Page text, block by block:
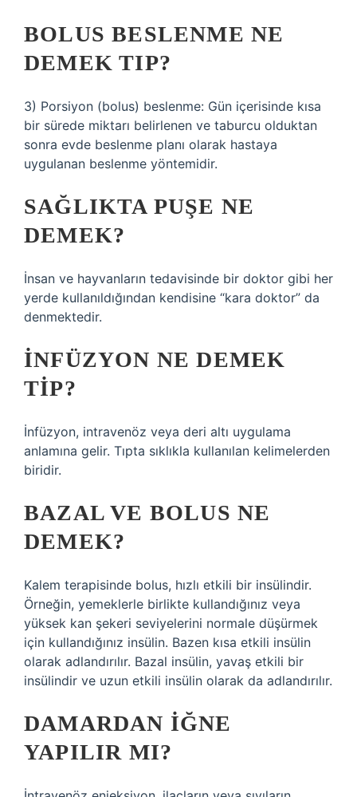
BOLUS BESLENME NE
DEMEK TIP?
3) Porsiyon (bolus) beslenme: Gün içerisinde kısa
bir sürede miktarı belirlenen ve taburcu olduktan
sonra evde beslenme planı olarak hastaya
uygulanan beslenme yöntemidir.
SAĞLIKTA PUŞE NE
DEMEK?
İnsan ve hayvanların tedavisinde bir doktor gibi her
yerde kullanıldığından kendisine “kara doktor” da
denmektedir.
İNFÜZYON NE DEMEK
TIP?
İnfüzyon, intravenöz veya deri altı uygulama
anlamına gelir. Tıpta sıklıkla kullanılan kelimelerden
biridir.
BAZAL VE BOLUS NE
DEMEK?
Kalem terapisinde bolus, hızlı etkili bir insülindir.
Örneğin, yemeklerle birlikte kullandığınız veya
yüksek kan şekeri seviyelerini normale düşürmek
için kullandığınız insülin. Bazen kısa etkili insülin
olarak adlandırılır. Bazal insülin, yavaş etkili bir
insülindir ve uzun etkili insülin olarak da adlandırılır.
DAMARDAN IĞNE
YAPILIR MI?